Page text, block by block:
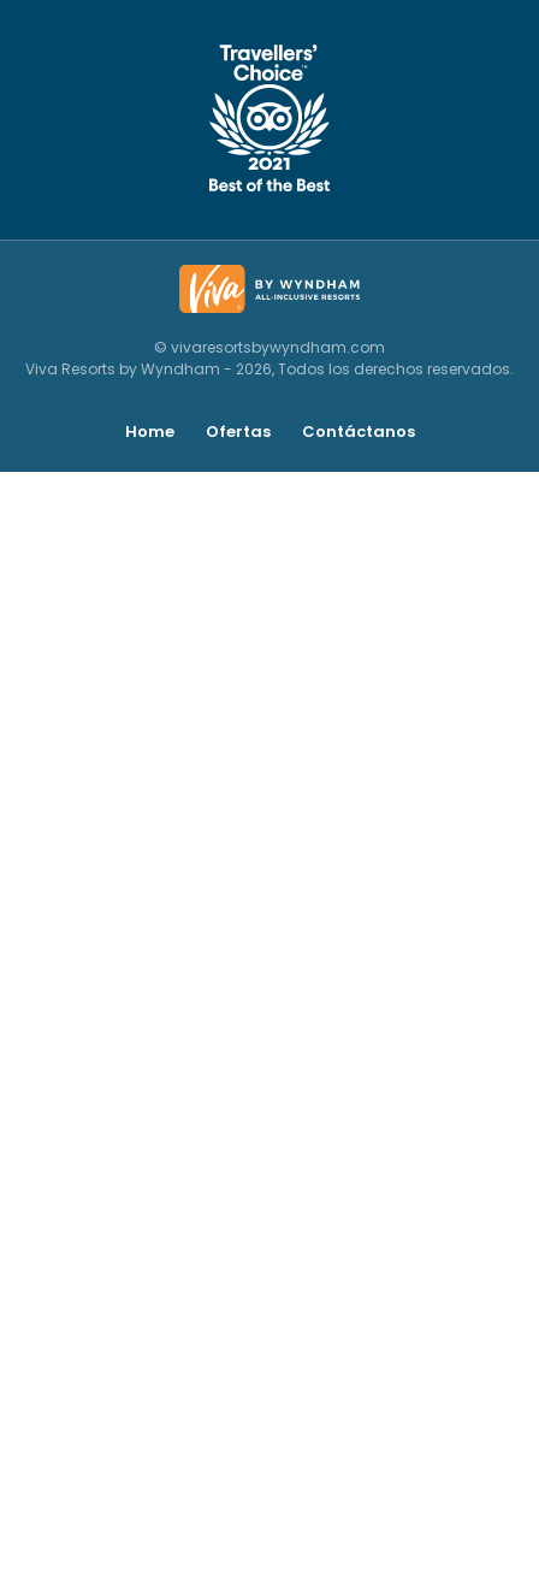
© vivaresortsbywyndham.com
Viva Resorts by Wyndham - 2026, Todos los derechos reservados.
Home Ofertas Contáctanos